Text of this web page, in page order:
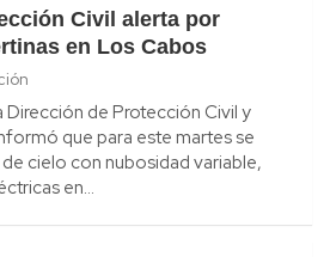
Civil alerta por
en Los Cabos
Dirección de Protección Civil y
que para este martes se
cielo con nubosidad variable,
en…